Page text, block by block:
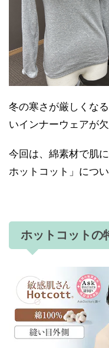
冬の寒さが厳しくな
いインナーウェアが
今回は、綿素材で肌
ホットコット」につ
ホットコットの